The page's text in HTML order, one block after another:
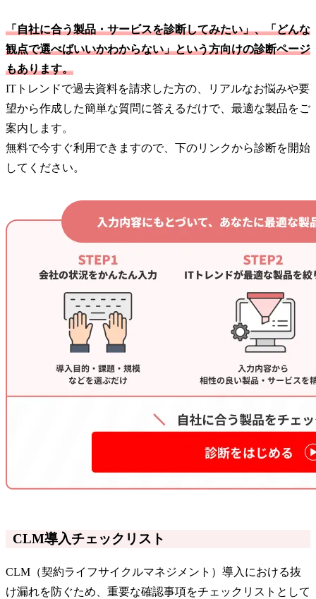
「自社に合う製品・サービスを診断してみたい」、「どんな
観点で選べばいいかわからない」という方向けの診断ページ
もあります。
ITトレンドで過去資料を請求した方の、リアルなお悩みや要
望から作成した簡単な質問に答えるだけで、最適な製品をご
案内します。
無料で今すぐ利用できますので、下のリンクから診断を開始
してください。
CLM導入チェックリスト
CLM（契約ライフサイクルマネジメント）導入における抜
け漏れを防ぐため、重要な確認事項をチェックリストとして